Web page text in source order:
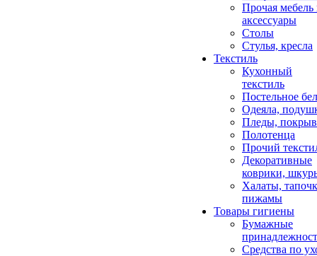
Прочая мебель
аксессуары
Столы
Стулья, кресла
Текстиль
Кухонный
текстиль
Постельное
Одеяла,
Пледы,
Полотенца
Прочий
Декоративные
коврики,
Халаты,
пижамы
Товары гигиены
Бумажные
Средства по